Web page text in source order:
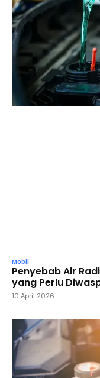
Mobil
Penyebab Air
yang Perlu
10 April 2026